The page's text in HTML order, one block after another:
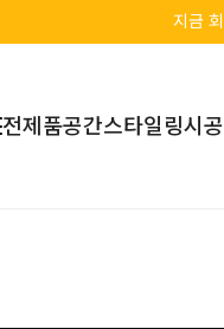
지금
전제품공간스타일링시